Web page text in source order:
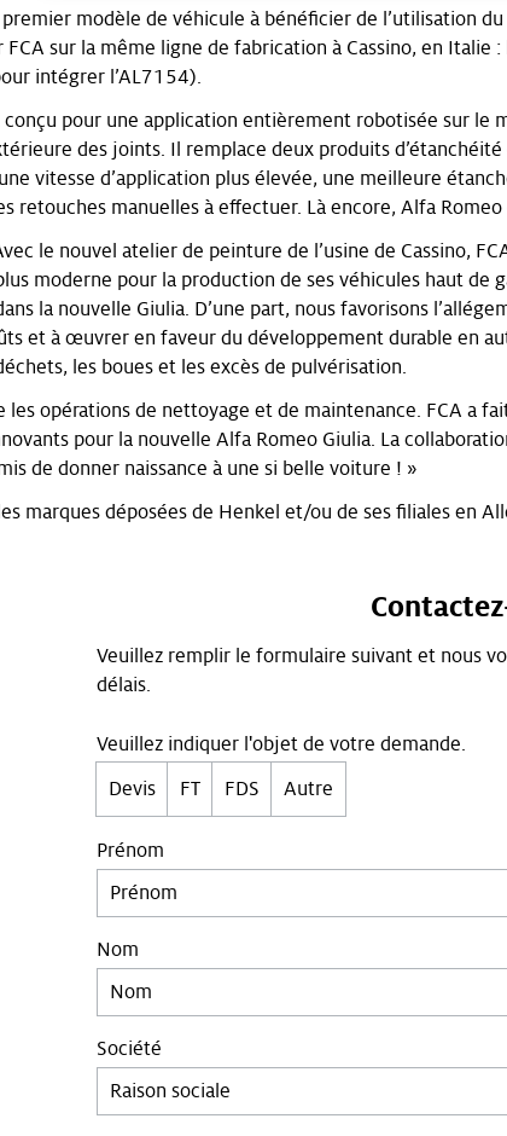
premier modèle de véhicule à bénéficier de l’utilisation
sur la même ligne de fabrication à Cassino, en
intégrer l’AL7154).
pour une application entièrement robotisée sur le
des joints. Il remplace deux produits
vitesse d’application plus élevée, une meilleure
retouches manuelles à effectuer. Là encore, Alfa
le nouvel atelier de peinture de l’usine de Cassino,
moderne pour la production de ses véhicules haut de
la nouvelle Giulia. D’une part, nous favorisons
et à œuvrer en faveur du développement durable en
les boues et les excès de pulvérisation.
les opérations de nettoyage et de maintenance. FCA a
pour la nouvelle Alfa Romeo Giulia. La
de donner naissance à une si belle voiture ! »
marques déposées de Henkel et/ou de ses filiales en
Veuillez remplir le formulaire suivant et nous
délais.
Veuillez indiquer l'objet de votre demande.
Devis FT FDS Autre
Prénom
Nom
Société